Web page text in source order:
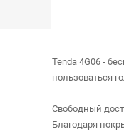
Tenda 4G06 -
пользоваться
Свободный
Благодаря